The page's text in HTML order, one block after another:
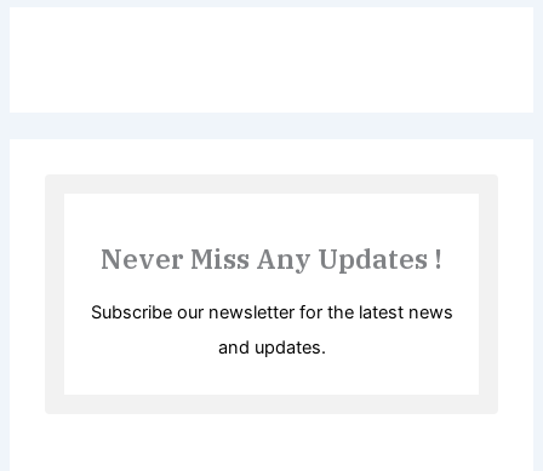
Never Miss Any Updates !
Subscribe our newsletter for the latest news
and updates.